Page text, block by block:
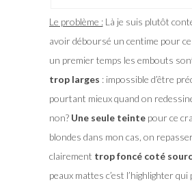
Le problème :Là je suis plutôt
avoir déboursé un centime pour
un premier temps les embouts
trop larges : impossible d’être
pourtant mieux quand on
non?Une seule teintepour ce
blondes dans mon cas, on
clairement trop foncé coté
peaux mattes c’est l’highlighter